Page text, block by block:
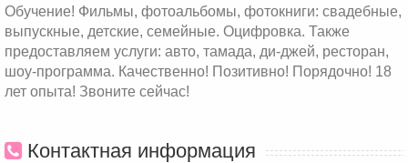
Обучение! Фильмы, фотоальбомы, фотокниги: свадебные,
выпускные, детские, семейные. Оцифровка. Также
предоставляем услуги: авто, тамада, ди-джей, ресторан,
шоу-программа. Качественно! Позитивно! Порядочно! 18
лет опыта! Звоните сейчас!
Контактная информация